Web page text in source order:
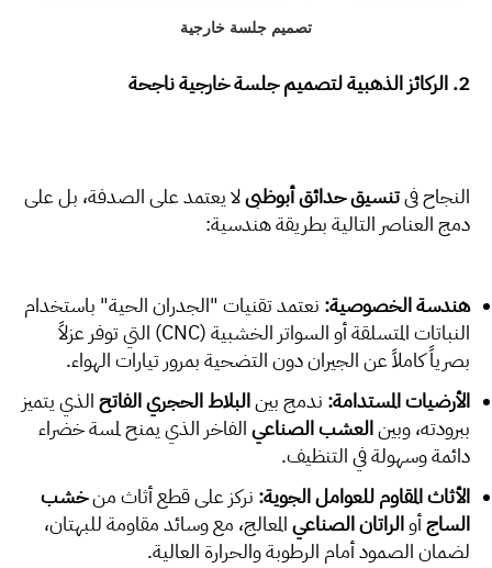
تصميم جلسة خارجية
2. الركائز الذهبية لتصميم جلسة خارجية ناجحة
النجاح فيتنسيق حدائق أبوظبيلا يعتمد على الصدفة، بل على
دمج العناصر التالية بطريقة هندسية:
هندسة الخصوصية: نعتمد تقنيات "الجدران الحية" باستخدام
النباتات المتسلقة أو السواتر الخشبية (CNC) التي توفر عزلاً
بصرياً كاملاً عن الجيران دون التضحية بمرور تيارات الهواء.
الأرضيات المستدامة: ندمج بينالبلاط الحجري الفاتحالذي يتميز
ببرودته، وبينالعشب الصناعيالفاخر الذي يمنح لمسة خضراء
دائمة وسهولة في التنظيف.
الأثاث المقاوم للعوامل الجوية: نركز على قطع أثاث منخشب
الساجأوالراتان الصناعيالمعالج، مع وسائد مقاومة للبهتان،
لضمان الصمود أمام الرطوبة والحرارة العالية.